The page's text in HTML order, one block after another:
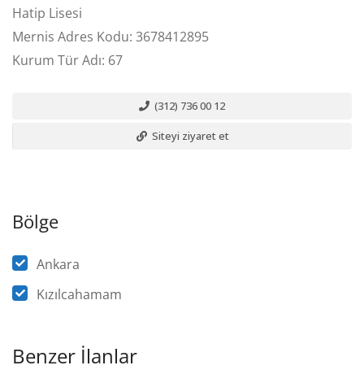
Hatip Lisesi
Mernis Adres Kodu: 3678412895
Kurum Tür Adı: 67
(312) 736 00 12
Siteyi ziyaret et
Bölge
Ankara
Kızılcahamam
Benzer İlanlar